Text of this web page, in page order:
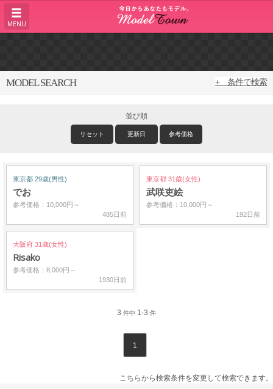
MENU
MODEL SEARCH + 条件で検索
並び順
リセット 更新日 参考価格
東京都 29歳(男性)
でお
参考価格：10,000円～
485日前
東京都 31歳(女性)
武咲吏絵
参考価格：10,000円～
192日前
大阪府 31歳(女性)
Risako
参考価格：8,000円～
1930日前
3 件中 1-3 件
1
こちらから検索条件を変更して検索できます。